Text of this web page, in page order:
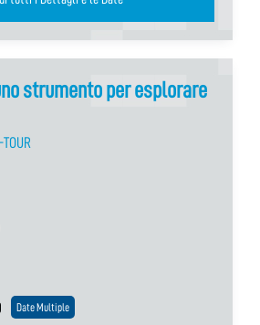
strumento per esplorare
Date Multiple